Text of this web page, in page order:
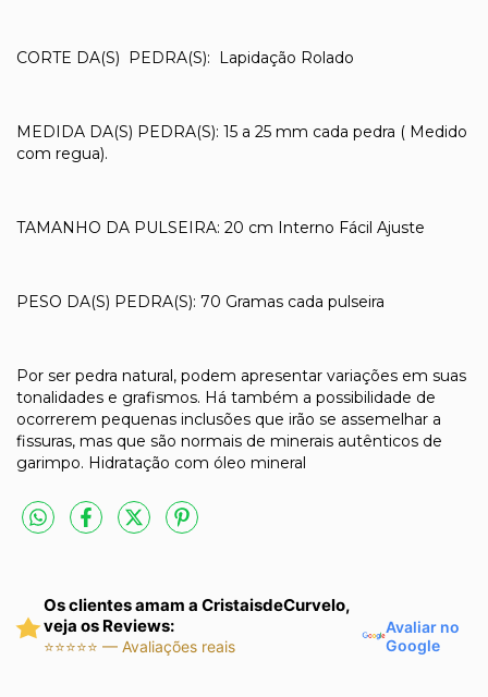
CORTE DA(S) PEDRA(S): Lapidação Rolado
MEDIDA DA(S) PEDRA(S): 15 a 25 mm cada pedra ( Medido
com regua).
TAMANHO DA PULSEIRA: 20 cm Interno Fácil Ajuste
PESO DA(S) PEDRA(S): 70 Gramas cada pulseira
Por ser pedra natural, podem apresentar variações em suas
tonalidades e grafismos. Há também a possibilidade de
ocorrerem pequenas inclusões que irão se assemelhar a
fissuras, mas que são normais de minerais autênticos de
garimpo. Hidratação com óleo mineral
Os clientes amam a CristaisdeCurvelo,
veja os Reviews:
⭐⭐⭐⭐⭐ — Avaliações reais
Avaliar no
Google